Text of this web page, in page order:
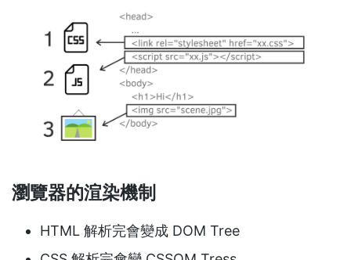
瀏覽器的渲染機制
HTML 解析完會變成 DOM Tree